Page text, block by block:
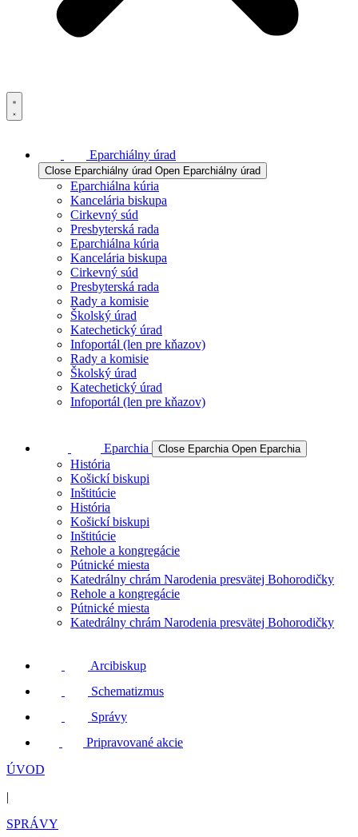
Eparchiálny úrad
Close Eparchiálny úrad Open Eparchiálny úrad
Eparchiálna kúria
Kancelária biskupa
Cirkevný súd
Presbyterská rada
Eparchiálna kúria
Kancelária biskupa
Cirkevný súd
Presbyterská rada
Rady a komisie
Školský úrad
Katechetický úrad
Infoportál (len pre kňazov)
Rady a komisie
Školský úrad
Katechetický úrad
Infoportál (len pre kňazov)
Eparchia Close Eparchia Open Eparchia
História
Košickí biskupi
Inštitúcie
História
Košickí biskupi
Inštitúcie
Rehole a kongregácie
Pútnické miesta
Katedrálny chrám Narodenia presvätej Bohorodičky
Rehole a kongregácie
Pútnické miesta
Katedrálny chrám Narodenia presvätej Bohorodičky
Arcibiskup
Schematizmus
Správy
Pripravované akcie
ÚVOD
|
SPRÁVY